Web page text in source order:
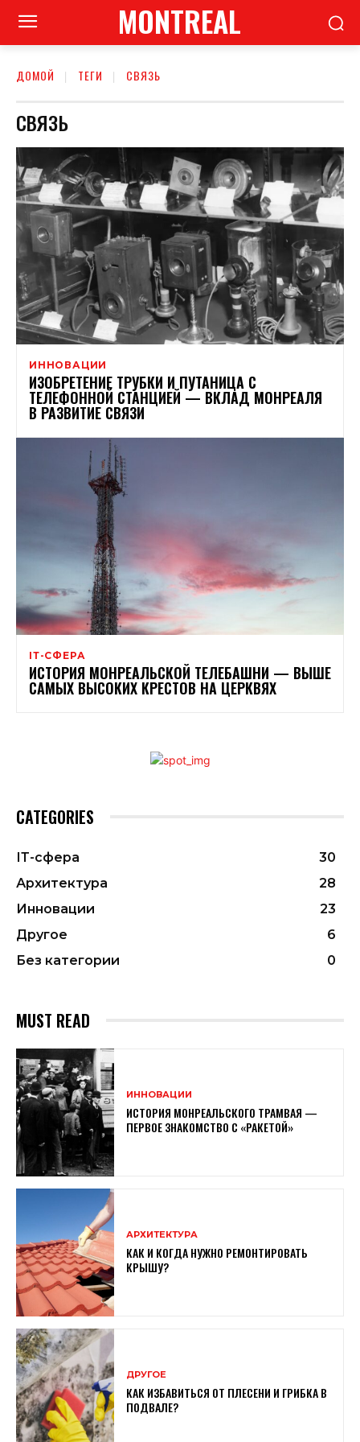
MONTREAL
ДОМОЙ ТЕГИ СВЯЗЬ
СВЯЗЬ
ИННОВАЦИИ
ИЗОБРЕТЕНИЕ ТРУБКИ И ПУТАНИЦА С
ТЕЛЕФОННОЙ СТАНЦИЕЙ — ВКЛАД МОНРЕАЛЯ
В РАЗВИТИЕ СВЯЗИ
ІТ-СФЕРА
ИСТОРИЯ МОНРЕАЛЬСКОЙ ТЕЛЕБАШНИ — ВЫШЕ
САМЫХ ВЫСОКИХ КРЕСТОВ НА ЦЕРКВЯХ
CATEGORIES
ІТ-сфера
30
Архитектура
28
Инновации
23
Другое
6
Без категории
0
MUST READ
ИННОВАЦИИ
ИСТОРИЯ МОНРЕАЛЬСКОГО ТРАМВАЯ —
ПЕРВОЕ ЗНАКОМСТВО С «РАКЕТОЙ»
АРХИТЕКТУРА
КАК И КОГДА НУЖНО РЕМОНТИРОВАТЬ
КРЫШУ?
ДРУГОЕ
КАК ИЗБАВИТЬСЯ ОТ ПЛЕСЕНИ И ГРИБКА В
ПОДВАЛЕ?